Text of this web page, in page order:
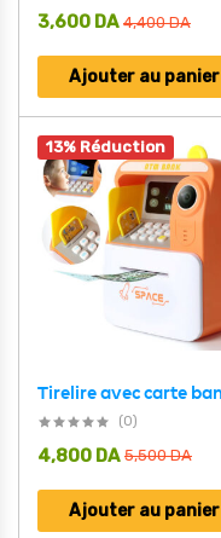
4,400DA
3,600 DA
Ajouter au panier
13% Réduction
(0)
5,500DA
4,800 DA
Ajouter au panier